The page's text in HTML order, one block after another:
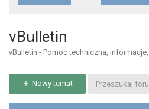
vBulletin
vBulletin - Pomoc techniczna,
Nowy temat